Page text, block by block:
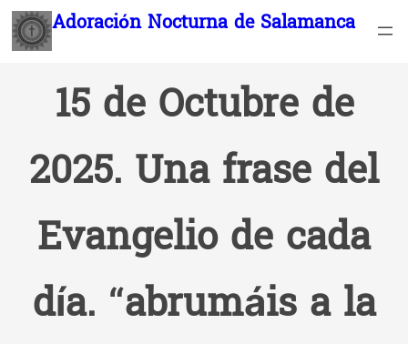
Saltar Adoración Nocturna de Salamanca
15 de Octubre de
2025. Una frase del
Evangelio de cada
día. “abrumáis a la